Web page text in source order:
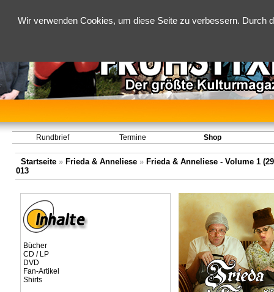
Wir verwenden Cookies, um diese Seite zu verbessern.
Rundbrief Termine Shop
Startseite» Frieda & Anneliese» Frieda & Anneliese - Volume 1
013
Bücher
CD / LP
DVD
Fan-Artikel
Shirts